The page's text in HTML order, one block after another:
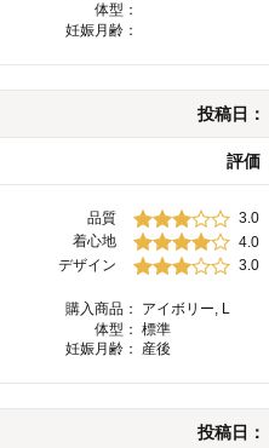
体型：
妊娠月齢：
投稿日：
評価
品質
3.0
着心地
4.0
デザイン
3.0
購入商品：
アイボリー, L
体型： 標準
妊娠月齢：
産後
投稿日：